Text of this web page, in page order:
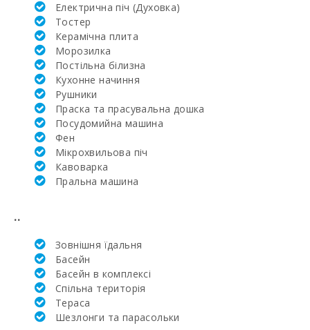
Жила площа
Поле для
гольфу La
Reserva Rotana
Поле для
гольфа Vall d´Or
Golf (км):
Школа верхової
їзди Son Menut
Рафаэля Надаля
Лікарня в
Манакор (км):
Клініка Сон
Еспасесс в
Пальма-де-
Електрична піч (Духовка)
Тостер
Керамічна плита
Mорозилка
Постільна білизна
Кухонне начиння
Рушники
Праска та прасувальна дошка
Посудомийна машина
Фен
Мікрохвильова піч
Кавоварка
Пральна машина
..
Зовнішня їдальня
Басейн
Басейн в комплексі
Cпільна територія
Тераса
Шезлонги та парасольки